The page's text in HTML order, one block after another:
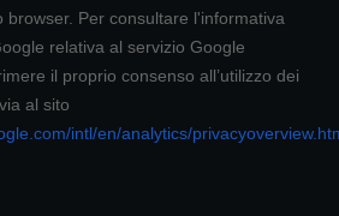
Per consultare l'informativa
relativa al servizio Google
il proprio consenso all’utilizzo dei
al sito
intl/en/analytics/